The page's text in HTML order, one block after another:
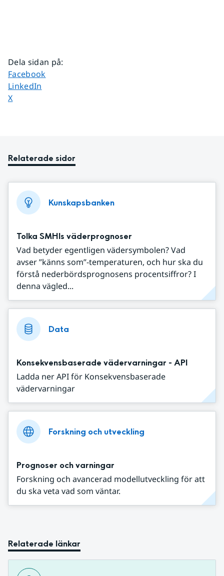
Dela sidan på:
Dela sidan på
Facebook
Dela sidan på
LinkedIn
Dela sidan på
X
Relaterade sidor
Kunskapsbanken
Tolka SMHIs väderprognoser
Vad betyder egentligen vädersymbolen? Vad
avser ”känns som”-temperaturen, och hur ska du
förstå nederbördsprognosens procentsiffror? I
denna vägled...
Data
Konsekvensbaserade vädervarningar - API
Ladda ner API för Konsekvensbaserade
vädervarningar
Forskning och utveckling
Prognoser och varningar
Forskning och avancerad modellutveckling för att
du ska veta vad som väntar.
Relaterade länkar